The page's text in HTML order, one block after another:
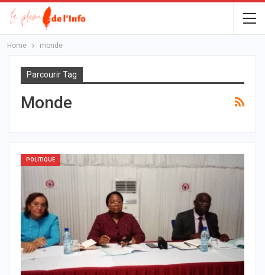
Home monde
Parcourir Tag
Monde
POLITIQUE